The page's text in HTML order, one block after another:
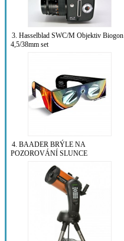
3. Hasselblad SWC/M Objektiv Biogon
4,5/38mm set
4. BAADER BRÝLE NA
POZOROVÁNÍ SLUNCE